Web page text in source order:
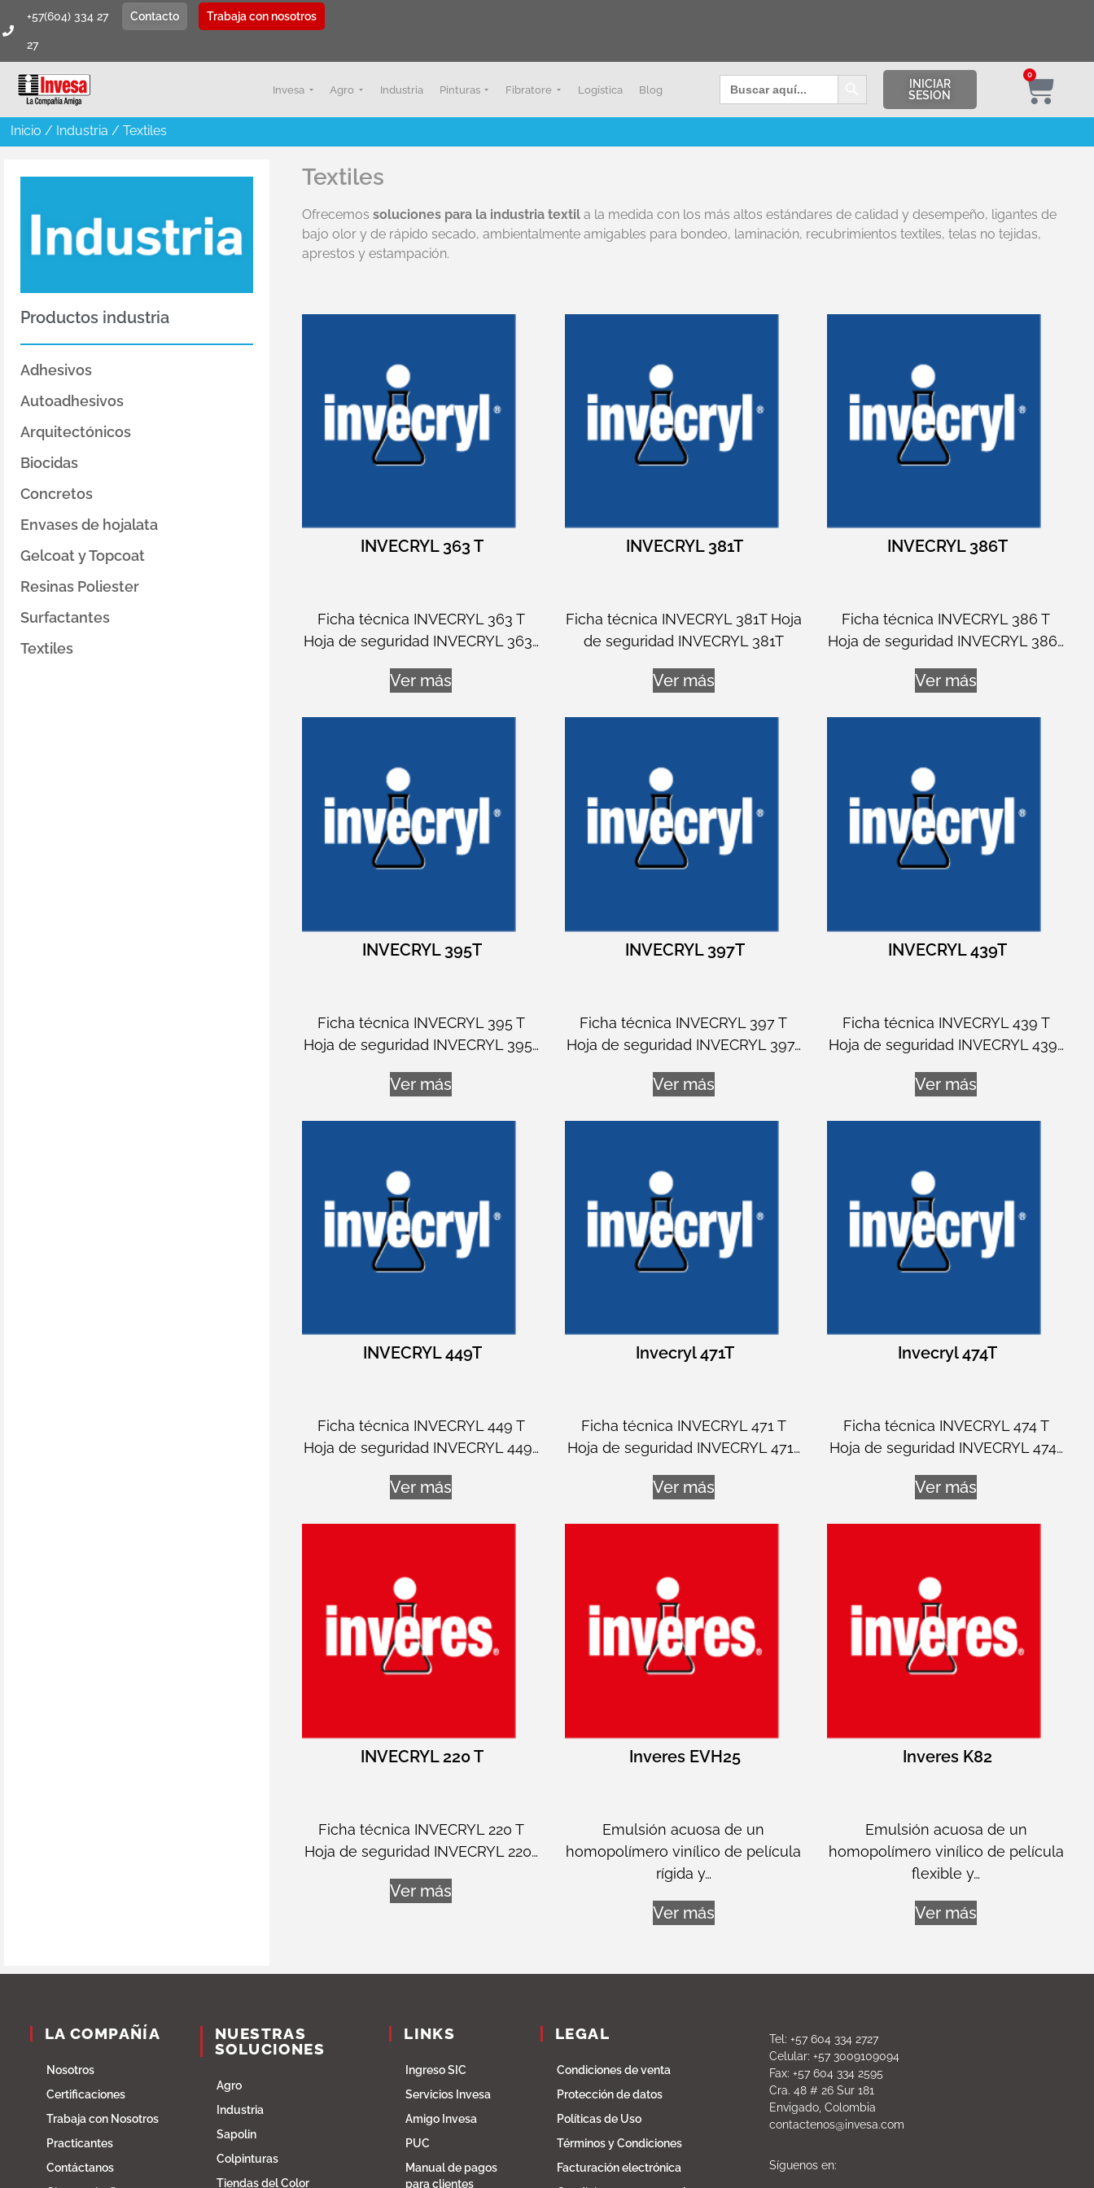
+57(604) 334 27
27
Contacto Trabaja con nosotros
Invesa Agro Industria Pinturas Fibratore Logística Blog
Buscar: Botón de búsqueda
INICIAR
SESION
0
Inicio / Industria / Textiles
Productos industria
Adhesivos
Autoadhesivos
Arquitectónicos
Biocidas
Concretos
Envases de hojalata
Gelcoat y Topcoat
Resinas Poliester
Surfactantes
Textiles
Textiles
Ofrecemossoluciones para la industria textil a la medida con los más altos estándares de calidad y desempeño, ligantes de
bajo olor y de rápido secado, ambientalmente amigables para bondeo, laminación, recubrimientos textiles, telas no tejidas,
aprestos y estampación.
INVECRYL 363 T
Ficha técnica INVECRYL 363 T
Hoja de seguridad INVECRYL 363…
Ver más
INVECRYL 381T
Ficha técnica INVECRYL 381T Hoja
de seguridad INVECRYL 381T
Ver más
INVECRYL 386T
Ficha técnica INVECRYL 386 T
Hoja de seguridad INVECRYL 386…
Ver más
INVECRYL 395T
Ficha técnica INVECRYL 395 T
Hoja de seguridad INVECRYL 395…
Ver más
INVECRYL 397T
Ficha técnica INVECRYL 397 T
Hoja de seguridad INVECRYL 397…
Ver más
INVECRYL 439T
Ficha técnica INVECRYL 439 T
Hoja de seguridad INVECRYL 439…
Ver más
INVECRYL 449T
Ficha técnica INVECRYL 449 T
Hoja de seguridad INVECRYL 449…
Ver más
Invecryl 471T
Ficha técnica INVECRYL 471 T
Hoja de seguridad INVECRYL 471…
Ver más
Invecryl 474T
Ficha técnica INVECRYL 474 T
Hoja de seguridad INVECRYL 474…
Ver más
INVECRYL 220 T
Ficha técnica INVECRYL 220 T
Hoja de seguridad INVECRYL 220…
Ver más
Inveres EVH25
Emulsión acuosa de un
homopolímero vinílico de película
rígida y…
Ver más
Inveres K82
Emulsión acuosa de un
homopolímero vinílico de película
flexible y…
Ver más
LA COMPAÑÍA
Nosotros
Certificaciones
Trabaja con Nosotros
Practicantes
Contáctanos
NUESTRAS
SOLUCIONES
Agro
Industria
Sapolin
Colpinturas
Tiendas del Color
LINKS
Ingreso SIC
Servicios Invesa
Amigo Invesa
PUC
Manual de pagos
para clientes
LEGAL
Condiciones de venta
Protección de datos
Políticas de Uso
Términos y Condiciones
Facturación electrónica
Tel: +57 604 334 2727
Celular: +57 3009109094
Fax: +57 604 334 2595
Cra. 48 # 26 Sur 181
Envigado, Colombia
contactenos@invesa.com
Síguenos en: